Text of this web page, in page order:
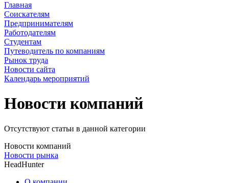
Главная
Соискателям
Предпринимателям
Работодателям
Студентам
Путеводитель по компаниям
Рынок труда
Новости сайта
Календарь мероприятий
Новости компаний
Отсутствуют статьи в данной категории
Новости компаний
Новости рынка
HeadHunter